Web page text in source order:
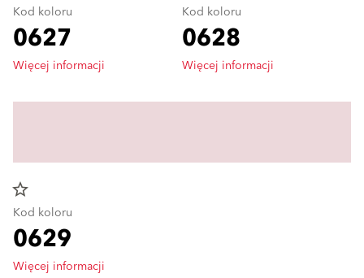
Kod koloru
0627
Więcej informacji
Kod koloru
0628
Więcej informacji
star_border
Kod koloru
0629
Więcej informacji